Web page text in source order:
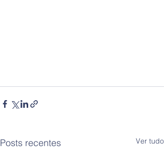
Posts recentes Ver tudo